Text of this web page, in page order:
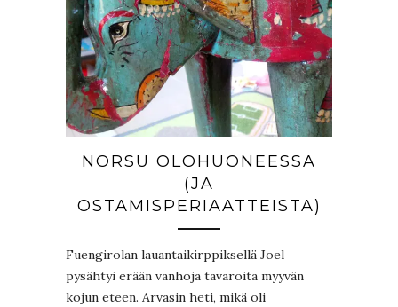
NORSU OLOHUONEESSA
(JA
OSTAMISPERIAATTEISTA)
Fuengirolan lauantaikirppiksellä Joel
pysähtyi erään vanhoja tavaroita myyvän
kojun eteen. Arvasin heti, mikä oli